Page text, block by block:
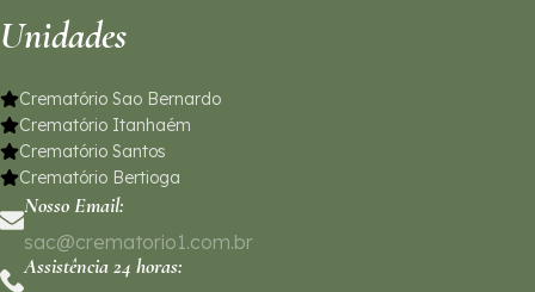
Unidades
Crematório Sao Bernardo
Crematório Itanhaém
Crematório Santos
Crematório Bertioga
Nosso Email:
sac@crematorio1.com.br
Assistência 24 horas: